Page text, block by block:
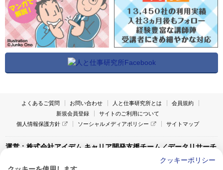
よくあるご質問 お問い合わせ 人と仕事研究所とは
会員規約
新規会員登録
サイトのご利用について
個人情報保護方針
ソーシャルメディアポリシー サイトマップ
運営：株式会社アイデム キャリア開発支援チーム／データリサーチ
クッキーポリシー